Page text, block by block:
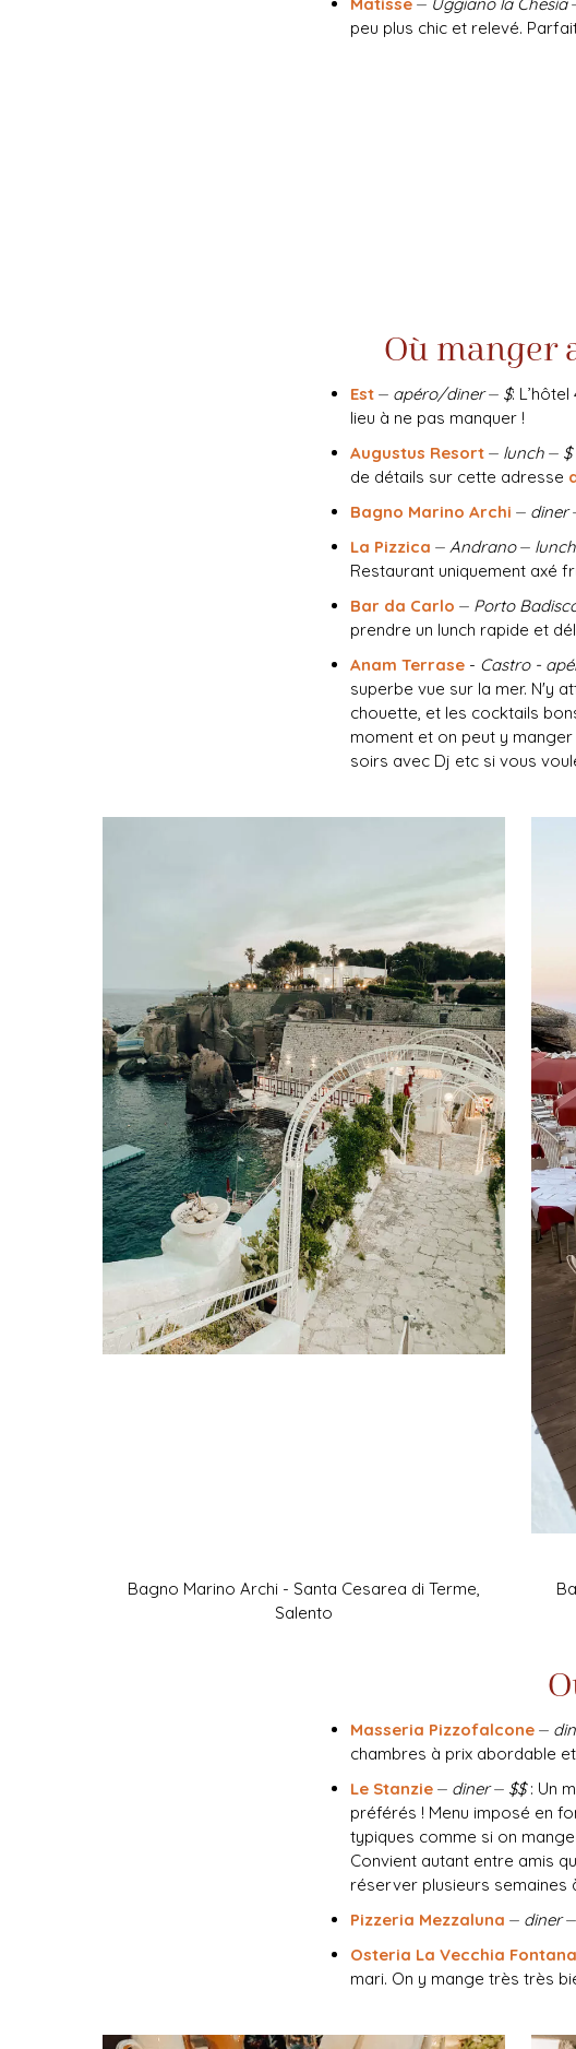
Matisse ⏤Uggiano la Chesia
peu plus chic et relevé.
Où manger
Est ⏤ apéro/diner⏤ $:
lieu à ne pas manquer !
Augustus Resort⏤ lunch⏤$
de détails sur cette adresse
Bagno Marino Archi ⏤ diner
La Pizzica ⏤ Andrano⏤lunch
Restaurant uniquement axé
Bar da Carlo ⏤Porto
prendre un lunch rapide et
Anam Terrase- Castro -
superbe vue sur la mer. N'y
chouette, et les cocktails
moment et on peut y
soirs avec Dj etc si vous
Bagno Marino Archi - Santa Cesarea di Terme,
Salento
Masseria Pizzofalcone ⏤
chambres à prix abordable
Le Stanzie ⏤ diner⏤$$: Un
préférés ! Menu imposé en
typiques comme si on
Convient autant entre amis
réserver plusieurs semaines
Pizzeria Mezzaluna ⏤ diner⏤
Osteria La Vecchia Fontana
mari. On y mange très très